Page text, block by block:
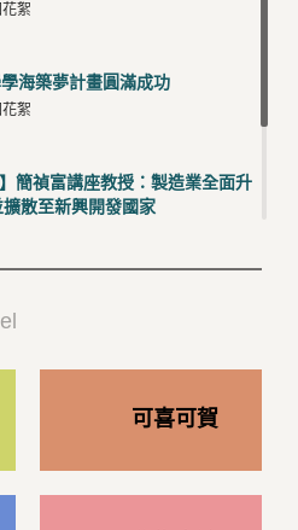
絮
海築夢計畫圓滿成功
絮
簡禎富講座教授：製造業全面升
散至新興開發國家
讀
可喜可賀